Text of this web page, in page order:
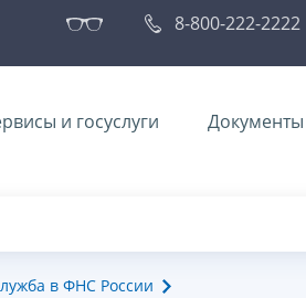
8-800-222-2222
и госуслуги Документы
в ФНС России